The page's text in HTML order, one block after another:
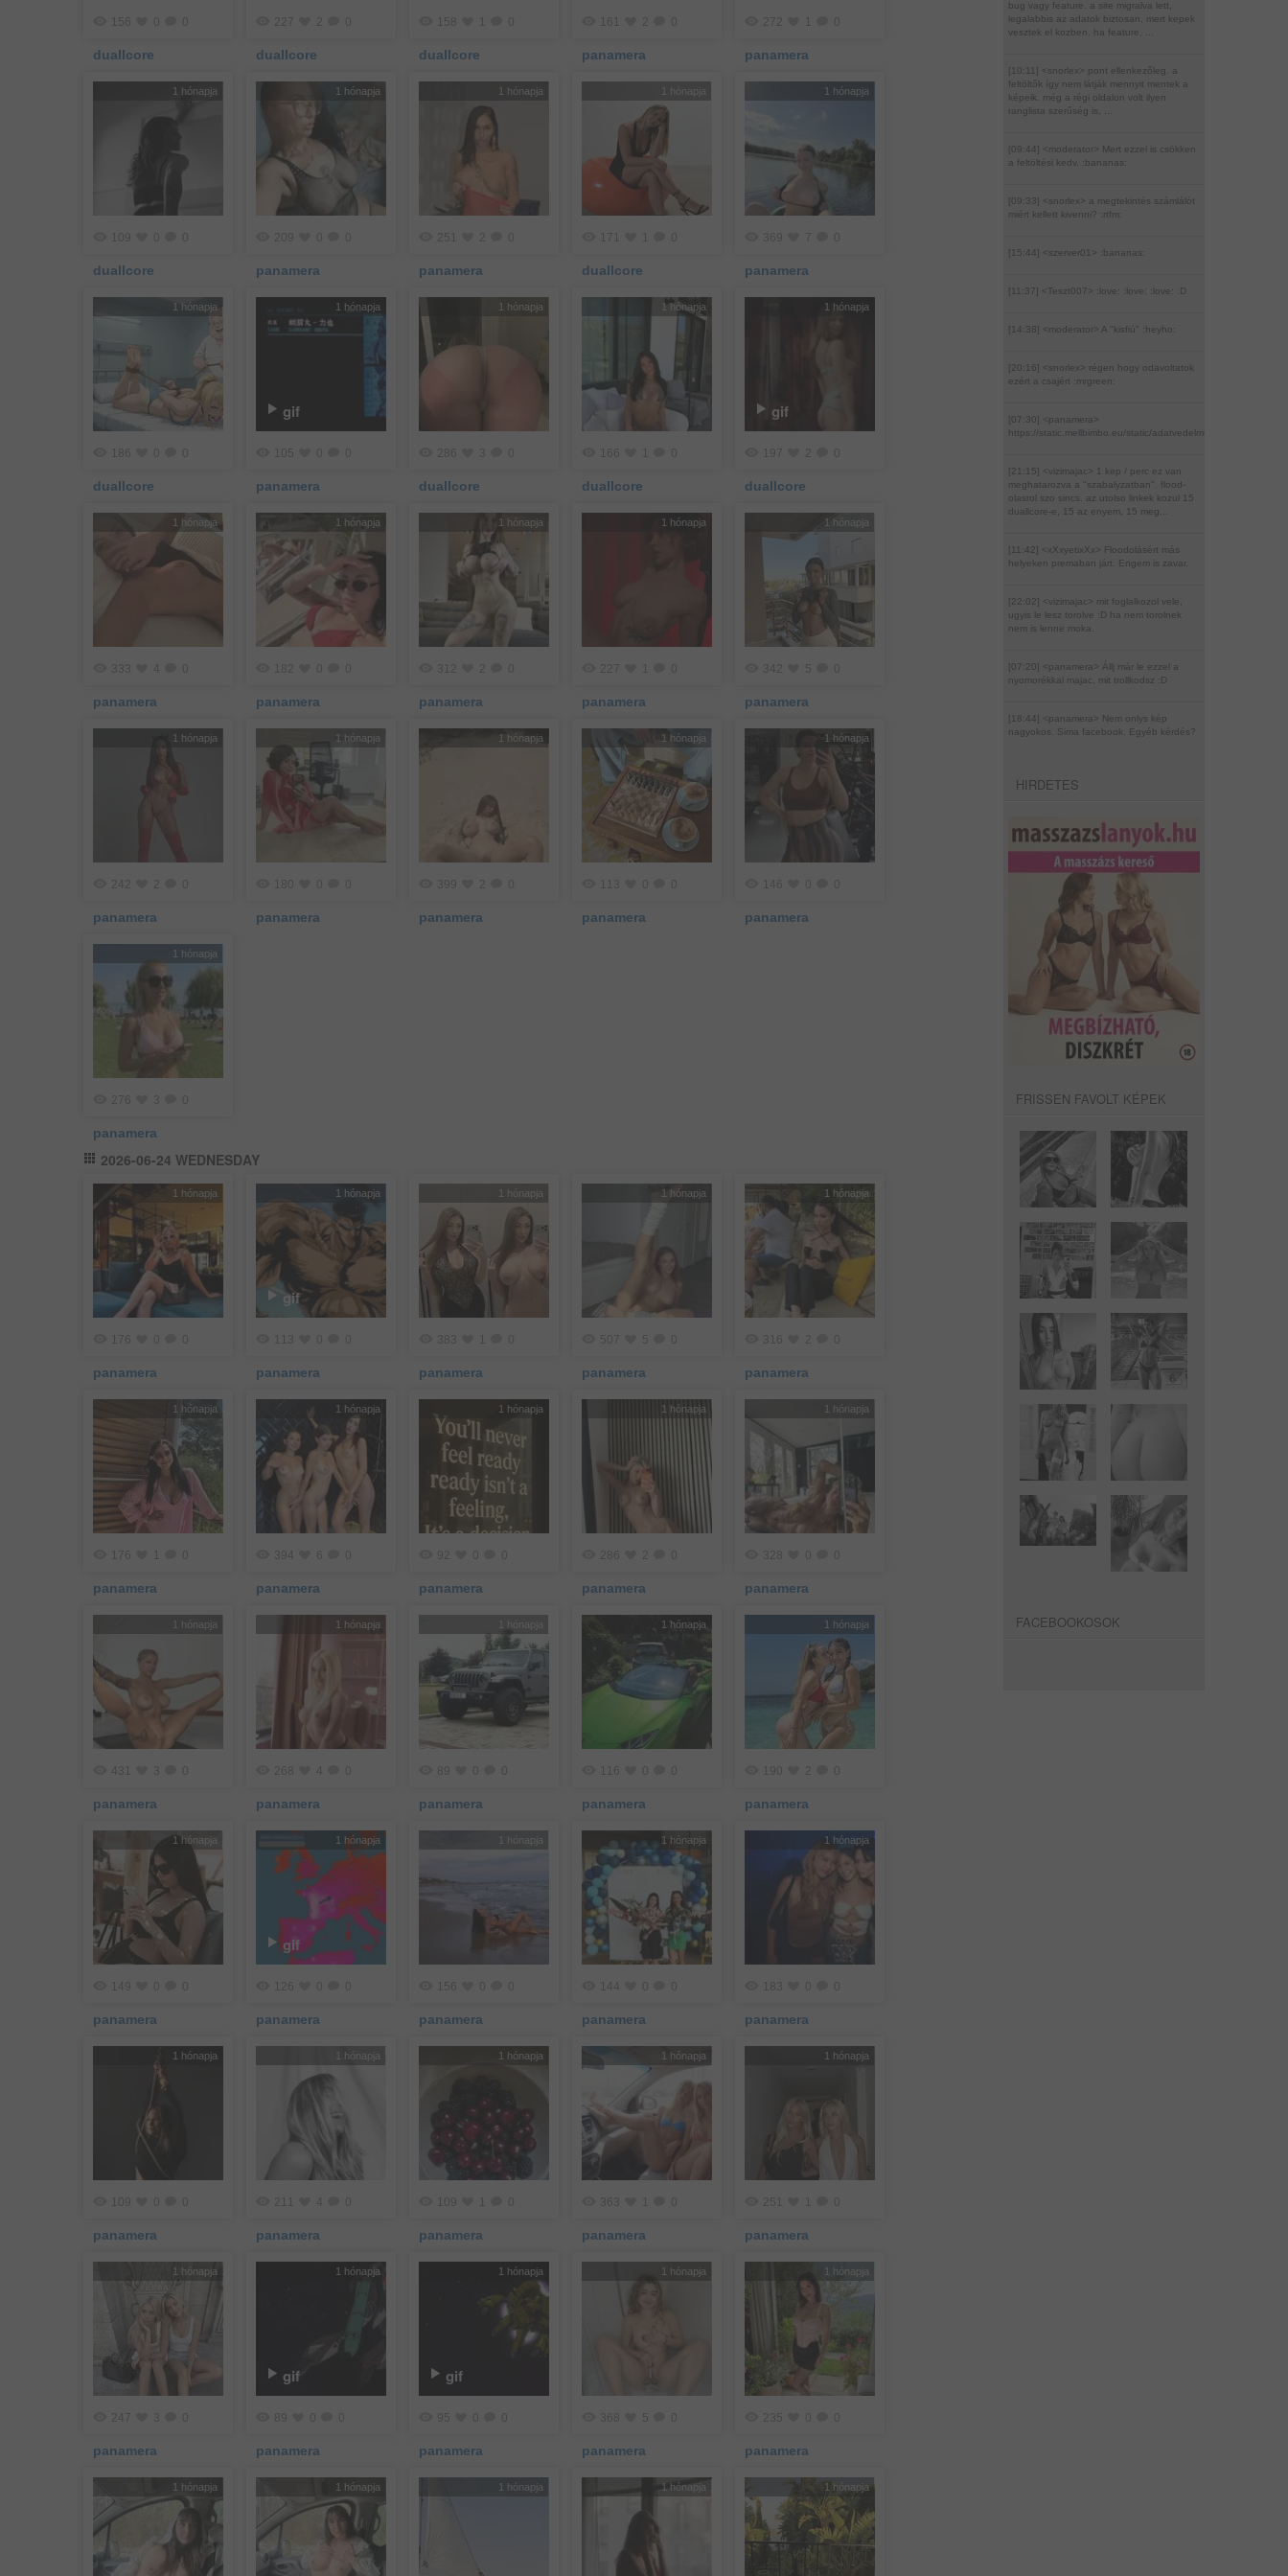
156
duallcore
227 2
duallcore
158
duallcore
161 2
panamera
272
panamera
1 hónapja
109
duallcore
1 hónapja
209
panamera
1 hónapja
251 2
panamera
1 hónapja
171
duallcore
1 hónapja
369 7
panamera
1 hónapja
186
duallcore
gif
1 hónapja
105
panamera
1 hónapja
286 3
duallcore
1 hónapja
166
duallcore
gif
1 hónapja
197 2
duallcore
1 hónapja
333
panamera
1 hónapja
182
panamera
1 hónapja
312 2
panamera
1 hónapja
227
panamera
1 hónapja
342 5
panamera
1 hónapja
242 2
panamera
1 hónapja
panamera
1 hónapja
399 2
panamera
1 hónapja
113
panamera
1 hónapja
146
panamera
1 hónapja
276 3
panamera
2026-06-24 WEDNESDAY
1 hónapja
176
panamera
gif
1 hónapja
113
panamera
1 hónapja
383
panamera
1 hónapja
507 5
panamera
1 hónapja
316 2
panamera
1 hónapja
176
panamera
1 hónapja
394 6
panamera
1 hónapja
92
panamera
1 hónapja
286 2
panamera
1 hónapja
328
panamera
1 hónapja
431 3
panamera
1 hónapja
268
panamera
1 hónapja
89
panamera
1 hónapja
116
panamera
1 hónapja
190 2
panamera
1 hónapja
149
panamera
gif
1 hónapja
126
panamera
1 hónapja
156
panamera
1 hónapja
panamera
1 hónapja
183
panamera
1 hónapja
109
panamera
1 hónapja
211
panamera
1 hónapja
109
panamera
1 hónapja
363
panamera
1 hónapja
251
panamera
1 hónapja
247 3
panamera
gif
1 hónapja
89
panamera
gif
1 hónapja
95
panamera
1 hónapja
368 5
panamera
1 hónapja
235
panamera
1 hónapja 1 hónapja 1 hónapja 1 hónapja 1 hónapja
bug vagy feature. a site migralva lett,
legalabbis az adatok biztosan, mert kepek
vesztek el kozben. ha feature, ...
[10:11] <snorlex> pont ellenkezőleg. a
feltöltők így nem látják mennyit mentek a
képeik. még a régi oldalon volt ilyen
ranglista szerűség is, ...
[09:44] <moderator> Mert ezzel is csökken
a feltöltési kedv. :bananas:
[09:33] <snorlex> a megtekintés számlálót
miért kellett kivenni? :rtfm:
[15:44] <szerver01> :bananas:
[11:37] <Teszt007> :love: :love: :love: :D
[14:38] <moderator> A "kisfiú" :heyho:
[20:16] <snorlex> régen hogy odavoltatok
ezért a csajért :mrgreen:
[07:30] <panamera>
https://static.mellbimbo.eu/static/
[21:15] <vizimajac> 1 kep / perc ez van
meghatarozva a "szabalyzatban". flood-
olasrol szo sincs. az utolso linkek kozul 15
duallcore-e, 15 az enyem, 15 meg...
[11:42] <xXxyetixXx> Floodolásért más
helyeken premaban járt. Engem is zavar.
[22:02] <vizimajac>
mit foglalkozol vele,
ugyis le lesz torolve :D ha nem torolnek
nem is lenne moka.
[07:20] <panamera> Állj már le ezzel a
nyomorékkal majac, mit trollkodsz :D
[18:44] <panamera> Nem onlys kép
nagyokos. Sima facebook. Egyéb kérdés?
HIRDETES
FRISSEN FAVOLT KÉPEK
FACEBOOKOSOK